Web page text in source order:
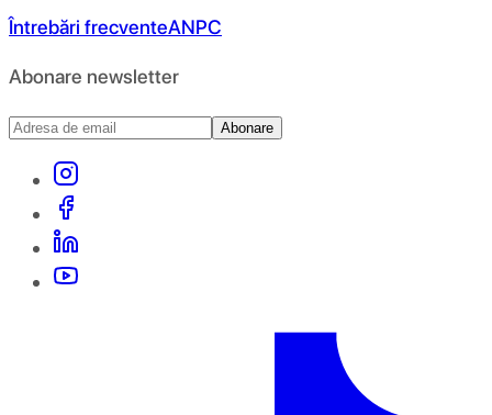
Întrebări frecventeANPC
Abonare newsletter
Abonare